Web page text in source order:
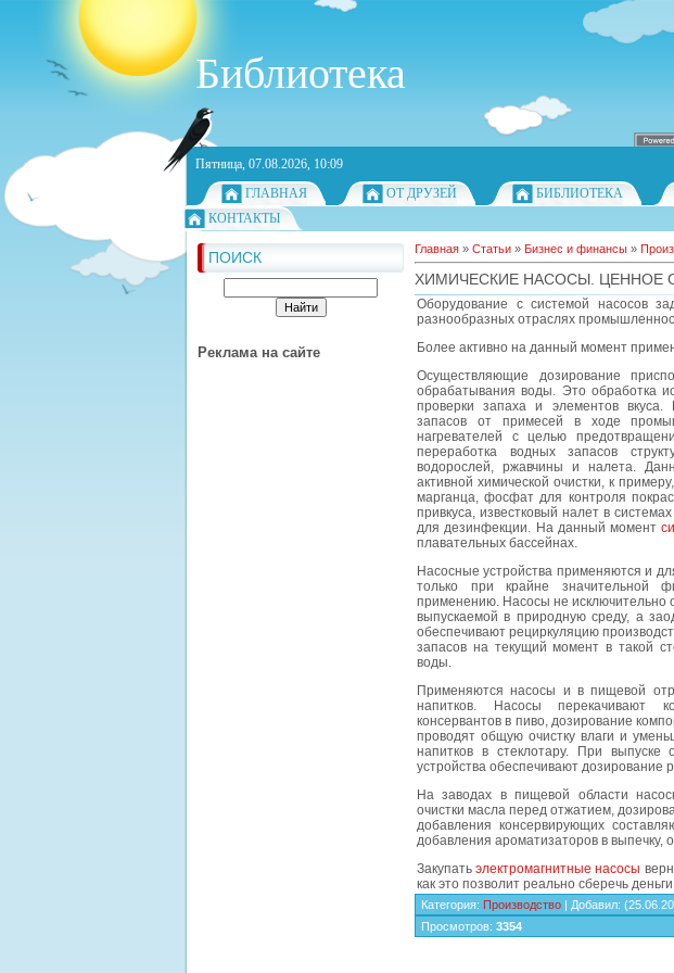
Библиотека
Пятница, 07.08.2026, 10:09
ГЛАВНАЯ
ОТ ДРУЗЕЙ БИБЛИОТЕКА
КОНТАКТЫ
ПОИСК
Реклама на сайте
Главная » Статьи » Бизнес и финансы »
ХИМИЧЕСКИЕ НАСОСЫ. ЦЕННОЕ
Оборудование с системой насосов
разнообразных отраслях
Более активно на данный момент
Осуществляющие дозирование
обрабатывания воды. Это обработка
проверки запаха и элементов
запасов от примесей в ходе
нагревателей с целью
переработка водных запасов
водорослей, ржавчины и налета.
активной химической очистки, к
марганца, фосфат для контроля
привкуса, известковый налет в
для дезинфекции. На данный момент
плавательных бассейнах.
Насосные устройства применяются и
только при крайне значительной
применению. Насосы не исключительно
выпускаемой в природную среду, а
обеспечивают рециркуляцию
запасов на текущий момент в такой
воды.
Применяются насосы и в пищевой
напитков. Насосы перекачивают
консервантов в пиво, дозирование
проводят общую очистку влаги и
напитков в стеклотару. При выпуске
устройства обеспечивают дозирование
На заводах в пищевой области
очистки масла перед отжатием,
добавления консервирующих
добавления ароматизаторов в выпечку,
Закупатьэлектромагнитные насосы
как это позволит реально сберечь
Категория: Производство | Добавил:
Просмотров: 3354